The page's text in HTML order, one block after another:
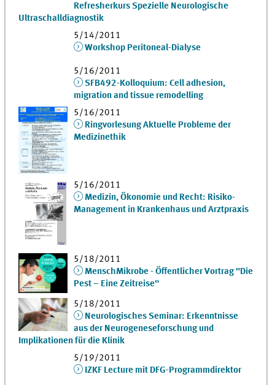
Refresherkurs Spezielle Neurologische
Ultraschalldiagnostik
5/14/2011
Workshop Peritoneal-Dialyse
5/16/2011
SFB492-Kolloquium: Cell adhesion,
migration and tissue remodelling
5/16/2011
Ringvorlesung Aktuelle Probleme der
Medizinethik
5/16/2011
Medizin, Ökonomie und Recht: Risiko-
Management in Krankenhaus und Arztpraxis
5/18/2011
MenschMikrobe - Öffentlicher Vortrag "Die
Pest – Eine Zeitreise"
5/18/2011
Neurologisches Seminar: Erkenntnisse
aus der Neurogeneseforschung und
Implikationen für die Klinik
5/19/2011
IZKF Lecture mit DFG-Programmdirektor